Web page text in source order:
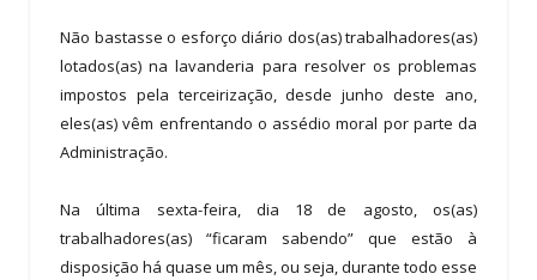
Não bastasse o esforço diário dos(as) trabalhadores(as)
lotados(as) na lavanderia para resolver os problemas
impostos pela terceirização, desde junho deste ano,
eles(as) vêm enfrentando o assédio moral por parte da
Administração.
Na última sexta-feira, dia 18 de agosto, os(as)
trabalhadores(as) “ficaram sabendo” que estão à
disposição há quase um mês, ou seja, durante todo esse